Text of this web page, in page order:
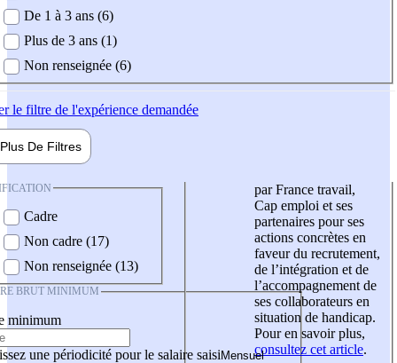
De 1 à 3 ans (6)
Plus de 3 ans (1)
Non renseignée (6)
le filtre de l'expérience demandée
Plus De Filtres
Cadre
Non cadre (17)
Non renseignée (13)
BRUT MINIMUM
minimum
une périodicité pour le salaire saisi
par France travail,
Cap emploi et ses
partenaires pour ses
actions concrètes en
faveur du recrutement,
de l’intégration et de
l’accompagnement de
ses collaborateurs en
situation de handicap.
Pour en savoir plus,
consultez cet article.